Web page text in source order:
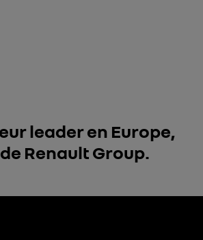
leader en Europe,
Renault Group.